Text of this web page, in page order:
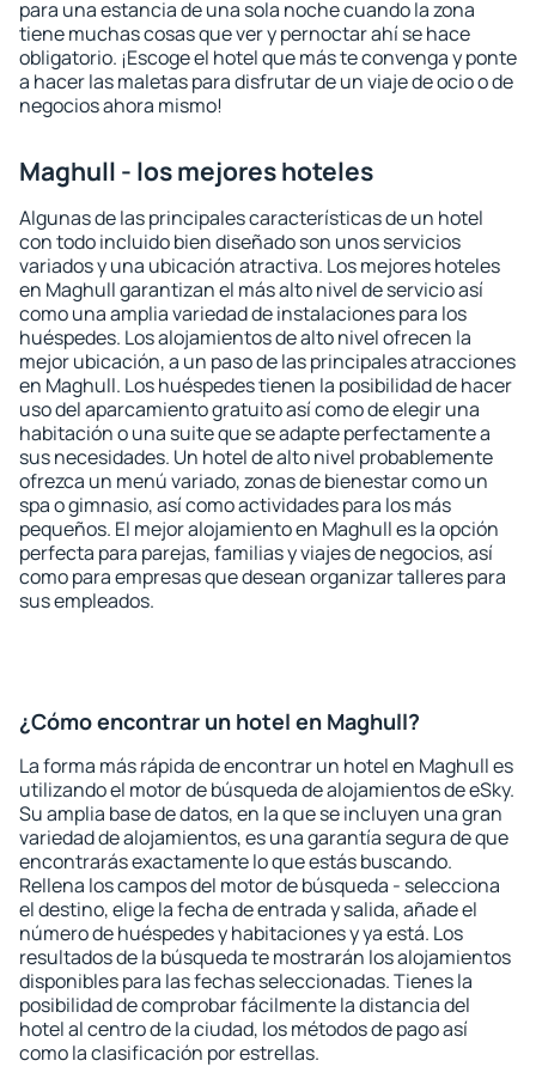
para una estancia de una sola noche cuando la zona
tiene muchas cosas que ver y pernoctar ahí se hace
obligatorio. ¡Escoge el hotel que más te convenga y ponte
a hacer las maletas para disfrutar de un viaje de ocio o de
negocios ahora mismo!
Maghull - los mejores hoteles
Algunas de las principales características de un hotel
con todo incluido bien diseñado son unos servicios
variados y una ubicación atractiva. Los mejores hoteles
en Maghull garantizan el más alto nivel de servicio así
como una amplia variedad de instalaciones para los
huéspedes. Los alojamientos de alto nivel ofrecen la
mejor ubicación, a un paso de las principales atracciones
en Maghull. Los huéspedes tienen la posibilidad de hacer
uso del aparcamiento gratuito así como de elegir una
habitación o una suite que se adapte perfectamente a
sus necesidades. Un hotel de alto nivel probablemente
ofrezca un menú variado, zonas de bienestar como un
spa o gimnasio, así como actividades para los más
pequeños. El mejor alojamiento en Maghull es la opción
perfecta para parejas, familias y viajes de negocios, así
como para empresas que desean organizar talleres para
sus empleados.
¿Cómo encontrar un hotel en Maghull?
La forma más rápida de encontrar un hotel en Maghull es
utilizando el motor de búsqueda de alojamientos de eSky.
Su amplia base de datos, en la que se incluyen una gran
variedad de alojamientos, es una garantía segura de que
encontrarás exactamente lo que estás buscando.
Rellena los campos del motor de búsqueda - selecciona
el destino, elige la fecha de entrada y salida, añade el
número de huéspedes y habitaciones y ya está. Los
resultados de la búsqueda te mostrarán los alojamientos
disponibles para las fechas seleccionadas. Tienes la
posibilidad de comprobar fácilmente la distancia del
hotel al centro de la ciudad, los métodos de pago así
como la clasificación por estrellas.